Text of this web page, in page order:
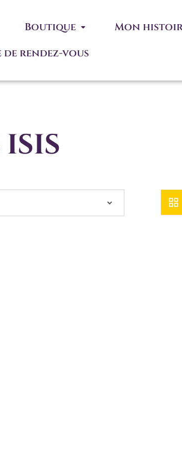
Boutique
Mon
rendez-vous